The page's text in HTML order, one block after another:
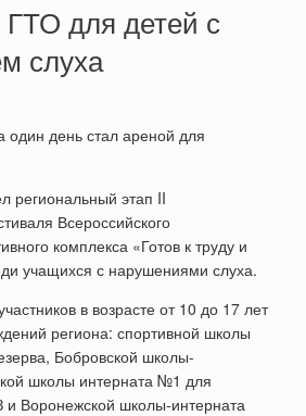
для детей с
слуха
один день стал ареной для
региональный этап II
Всероссийского
комплекса «Готов к труду и
учащихся с нарушениями слуха.
в возрасте от 10 до 17 лет
региона: спортивной школы
Бобровской школы-
школы интерната №1 для
Воронежской школы-интерната